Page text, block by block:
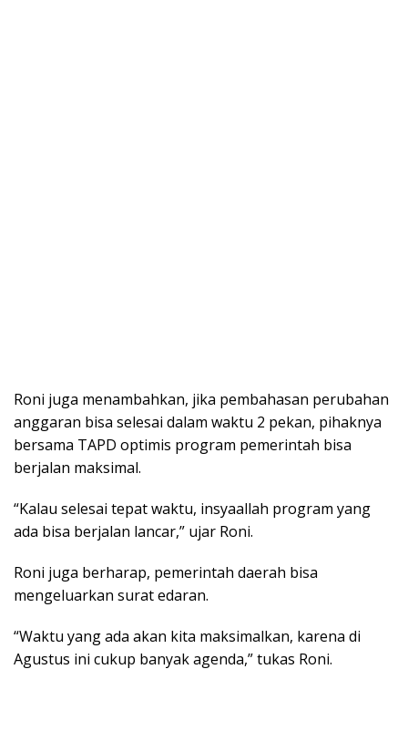
Roni juga menambahkan, jika pembahasan perubahan
anggaran bisa selesai dalam waktu 2 pekan, pihaknya
bersama TAPD optimis program pemerintah bisa
berjalan maksimal.
“Kalau selesai tepat waktu, insyaallah program yang
ada bisa berjalan lancar,” ujar Roni.
Roni juga berharap, pemerintah daerah bisa
mengeluarkan surat edaran.
“Waktu yang ada akan kita maksimalkan, karena di
Agustus ini cukup banyak agenda,” tukas Roni.